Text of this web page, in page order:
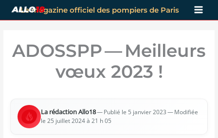
Aller
au
Le magazine officiel des pompiers de Paris
ADOSSPP — Meilleurs
vœux 2023 !
La rédac­tion Allo18— Publié le 5 jan­vier 2023 — Modi­fiée
le 25 juillet 2024 à 21 h 05